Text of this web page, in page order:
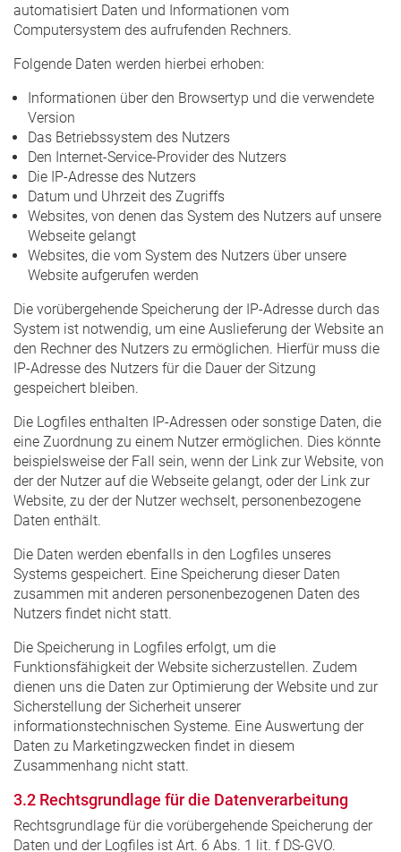
automatisiert Daten und Informationen vom
Computersystem des aufrufenden Rechners.
Folgende Daten werden hierbei erhoben:
Informationen über den Browsertyp und die verwendete
Version
Das Betriebssystem des Nutzers
Den Internet-Service-Provider des Nutzers
Die IP-Adresse des Nutzers
Datum und Uhrzeit des Zugriffs
Websites, von denen das System des Nutzers auf unsere
Webseite gelangt
Websites, die vom System des Nutzers über unsere
Website aufgerufen werden
Die vorübergehende Speicherung der IP-Adresse durch das
System ist notwendig, um eine Auslieferung der Website an
den Rechner des Nutzers zu ermöglichen. Hierfür muss die
IP-Adresse des Nutzers für die Dauer der Sitzung
gespeichert bleiben.
Die Logfiles enthalten IP-Adressen oder sonstige Daten, die
eine Zuordnung zu einem Nutzer ermöglichen. Dies könnte
beispielsweise der Fall sein, wenn der Link zur Website, von
der der Nutzer auf die Webseite gelangt, oder der Link zur
Website, zu der der Nutzer wechselt, personenbezogene
Daten enthält.
Die Daten werden ebenfalls in den Logfiles unseres
Systems gespeichert. Eine Speicherung dieser Daten
zusammen mit anderen personenbezogenen Daten des
Nutzers findet nicht statt.
Die Speicherung in Logfiles erfolgt, um die
Funktionsfähigkeit der Website sicherzustellen. Zudem
dienen uns die Daten zur Optimierung der Website und zur
Sicherstellung der Sicherheit unserer
informationstechnischen Systeme. Eine Auswertung der
Daten zu Marketingzwecken findet in diesem
Zusammenhang nicht statt.
3.2 Rechtsgrundlage für die Datenverarbeitung
Rechtsgrundlage für die vorübergehende Speicherung der
Daten und der Logfiles ist Art. 6 Abs. 1 lit. f DS-GVO.